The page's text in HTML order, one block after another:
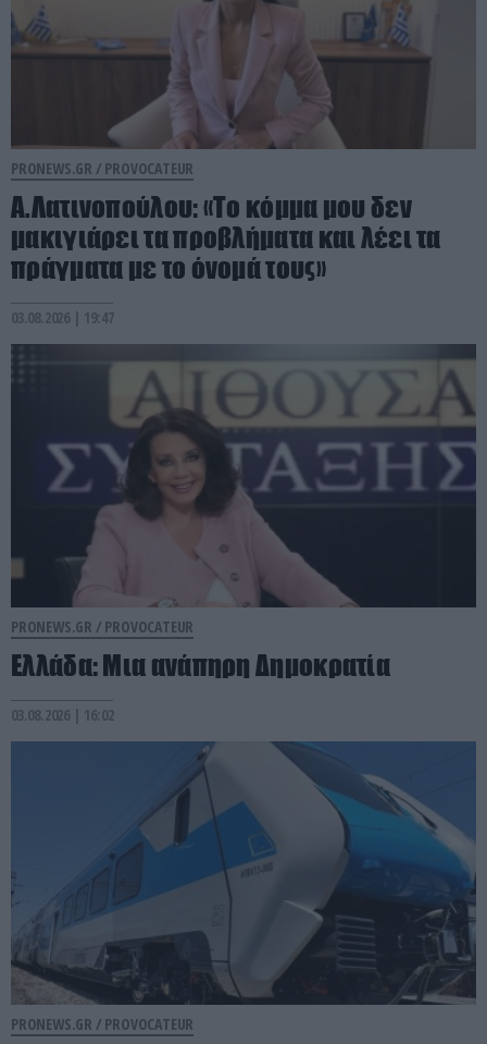
PRONEWS.GR / PROVOCATEUR
Α.Λατινοπούλου: «Το κόμμα μου δεν
μακιγιάρει τα προβλήματα και λέει τα
πράγματα με το όνομά τους»
03.08.2026 | 19:47
PRONEWS.GR / PROVOCATEUR
Ελλάδα: Μια ανάπηρη Δημοκρατία
03.08.2026 | 16:02
PRONEWS.GR / PROVOCATEUR